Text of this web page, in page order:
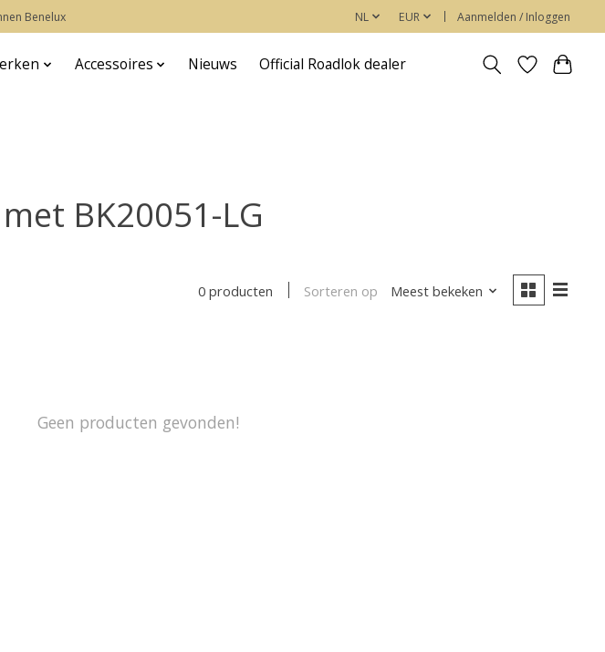
Benelux NL EUR Aanmelden / Inloggen
Accessoires Nieuws Official Roadlok dealer
BK20051-LG
0 producten Sorteren op Meest bekeken
Geen producten gevonden!